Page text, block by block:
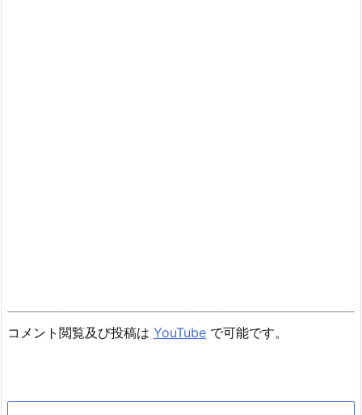
コメント閲覧及び投稿は YouTube で可能です。